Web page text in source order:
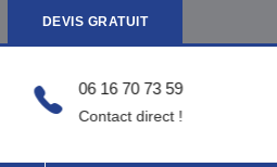
DEVIS GRATUIT
06 16 70 73 59
Contact direct !